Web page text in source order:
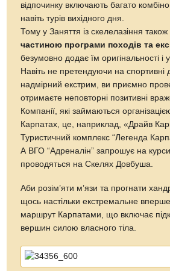
відпочинку включають багато
навіть турів вихідного дня.
Тому у Заняття із скелелазіння
частиною програми походів та
безумовно додає їм оригінальності і
Навіть не претендуючи на спортивні
надмірний екстрим, ви приємно
отримаєте неповторні позитивні
Компанії, які займаються
Карпатах, це, наприклад, «Драйв
Туристичний комплекс “Легенда
А ВГО “Адреналін” запрошує на
проводяться на Скелях Довбуша.
Аби розім’яти м’язи та прогнати
щось настільки екстремальне вперше
маршрут Карпатами, що включає
вершин силою власного тіла.